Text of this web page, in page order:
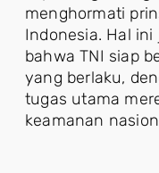
menghormati
Indonesia. Hal
bahwa TNI siap
yang berlaku,
tugas utama
keamanan